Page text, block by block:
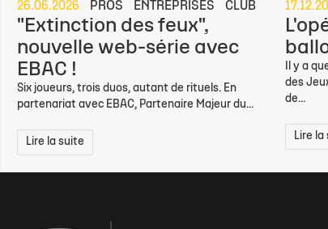
26.06.2026 PROS ENTREPRISES CLUB
"Extinction des feux",
nouvelle web-série avec
EBAC !
Six joueurs, trois duos, autant de rituels. En
partenariat avec EBAC, Partenaire Majeur du...
Lire la suite
Il y a
des
de...
Lire la